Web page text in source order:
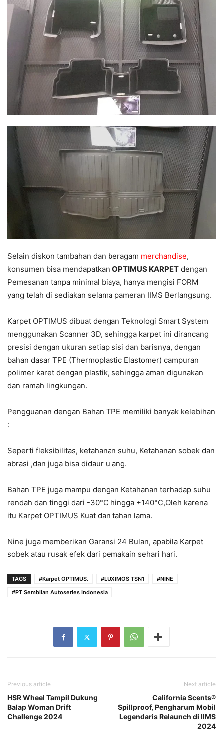
Selain diskon tambahan dan beragam merchandise,
konsumen bisa mendapatkan OPTIMUS KARPET dengan
Pemesanan tanpa minimal biaya, hanya mengisi FORM
yang telah di sediakan selama pameran IIMS Berlangsung.
Karpet OPTIMUS dibuat dengan Teknologi Smart System
menggunakan Scanner 3D, sehingga karpet ini dirancang
presisi dengan ukuran setiap sisi dan barisnya, dengan
bahan dasar TPE (Thermoplastic Elastomer) campuran
polimer karet dengan plastik, sehingga aman digunakan
dan ramah lingkungan.
Pengguanan dengan Bahan TPE memiliki banyak kelebihan
:
Seperti fleksibilitas, ketahanan suhu, Ketahanan sobek dan
abrasi ,dan juga bisa didaur ulang.
Bahan TPE juga mampu dengan Ketahanan terhadap suhu
rendah dan tinggi dari -30°C hingga +140°C,Oleh karena
itu Karpet OPTIMUS Kuat dan tahan lama.
Nine juga memberikan Garansi 24 Bulan, apabila Karpet
sobek atau rusak efek dari pemakain sehari hari.
TAGS #Karpet OPTIMUS. #LUXIMOS TSN1
#NINE
#PT Sembilan Autoseries Indonesia
Previous article
HSR Wheel Tampil Dukung
Balap Woman Drift
Challenge 2024
Next article
California Scents®
Spillproof, Pengharum Mobil
Legendaris Relaunch di IIMS
2024